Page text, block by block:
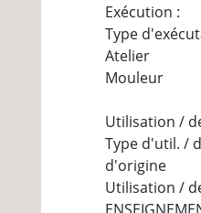
Exécution :
Type
Atelier
Mouleur
Utilisation /
Type d'util. /
d'origine
Utilisation /